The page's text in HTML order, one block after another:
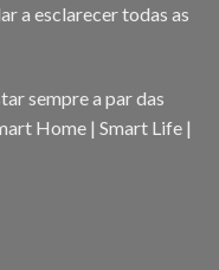
a esclarecer todas as
sempre a par das
Home | Smart Life |